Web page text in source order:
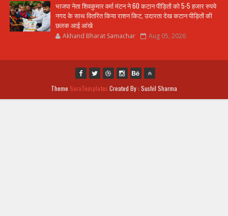
भाजपा नेता शिवकुमार वर्मा मंटन ने 60 कटान पीड़ितों को 5-5 हजार रुपये
नगद के साथ वितरित किया राशन किट, उदारता देख कटान पीड़ितों की
छलक आई आंखे
Akhand Bharat Samachar Aug 05, 2026
Theme SoraTemplates Created By : Sushil Sharma